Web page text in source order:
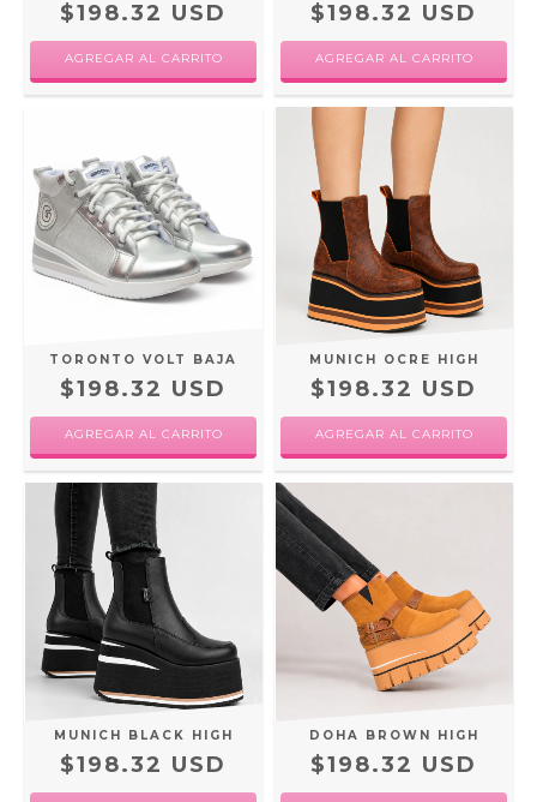
$198.32 USD
AGREGAR AL CARRITO
$198.32 USD
AGREGAR AL CARRITO
TORONTO VOLT BAJA
$198.32 USD
AGREGAR AL CARRITO
MUNICH OCRE HIGH
$198.32 USD
AGREGAR AL CARRITO
MUNICH BLACK HIGH
$198.32 USD
DOHA BROWN HIGH
$198.32 USD